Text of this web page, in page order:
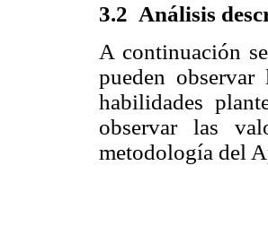
3.2 Análisis
A continuación
pueden
habilidades
observar las
metodología del